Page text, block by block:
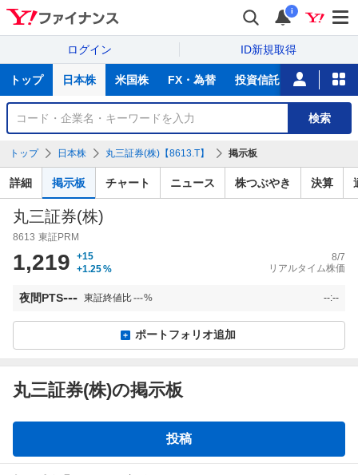
i
ログイン ID新規取得
サ
トップ 日本株 米国株 FX・為替 投資信託 ニュース
銘
検
索
検索
トップ 日本株 丸三証券(株)【8613.T】 掲示板
詳細 掲示板 チャート ニュース 株つぶやき 決算
丸三証券(株)
8613 東証PRM
1,219
+15
+1.25%
8/7
リアルタイム株価
夜間PTS--- 東証終値比---% --:--
ポートフォリオ追加
丸三証券(株)の掲示板
板
投稿